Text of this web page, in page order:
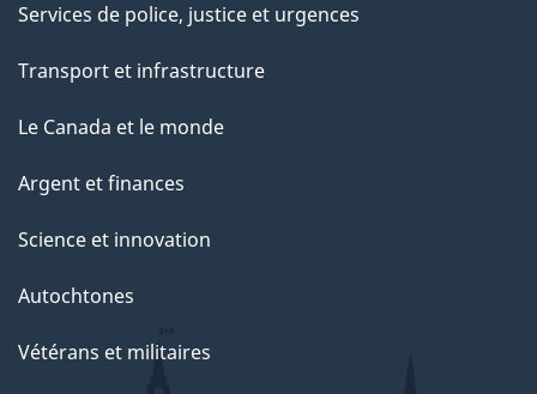
Services de police, justice et urgences
Transport et infrastructure
Le Canada et le monde
Argent et finances
Science et innovation
Autochtones
Vétérans et militaires